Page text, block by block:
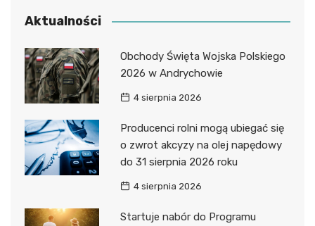
Aktualności
Obchody Święta Wojska Polskiego
2026 w Andrychowie
4 sierpnia 2026
Producenci rolni mogą ubiegać się
o zwrot akcyzy na olej napędowy
do 31 sierpnia 2026 roku
4 sierpnia 2026
Startuje nabór do Programu